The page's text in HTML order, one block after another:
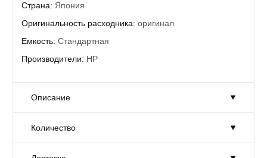
Страна: Япония
Оригинальность расходника: оригинал
Емкость: Стандартная
Производители: HP
Описание
903XL пурпурный (825стр.) для HP OJP 6950/6960/6970
Количество